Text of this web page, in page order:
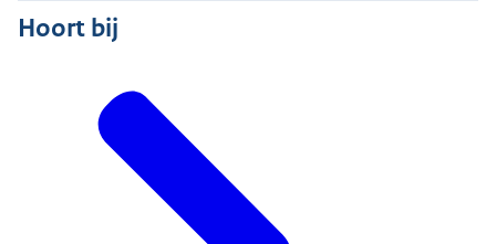
Hoort bij